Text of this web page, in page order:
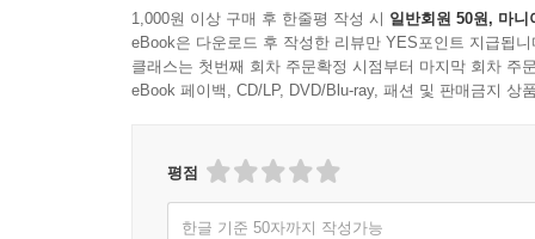
1,000원 이상 구매 후 한줄평 작성 시 일반회원 50원, 마니
eBook은 다운로드 후 작성한 리뷰만 YES포인트 지급됩니
클래스는 첫번째 회차 주문확정 시점부터 마지막 회차 주
eBook 페이백, CD/LP, DVD/Blu-ray, 패션 및 판매금지 상
평점
한글 기준 50자까지 작성가능